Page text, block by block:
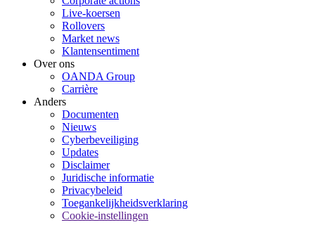
Live-koersen
Rollovers
Market news
Klantensentiment
Over ons
OANDA Group
Carrière
Anders
Documenten
Nieuws
Cyberbeveiliging
Updates
Disclaimer
Juridische informatie
Privacybeleid
Toegankelijkheidsverklaring
Cookie-instellingen